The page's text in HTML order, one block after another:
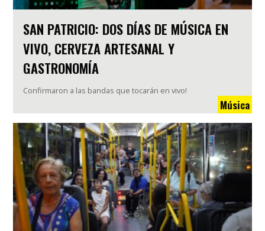
SAN PATRICIO: DOS DÍAS DE MÚSICA EN
VIVO, CERVEZA ARTESANAL Y
GASTRONOMÍA
Confirmaron a las bandas que tocarán en vivo!
Música